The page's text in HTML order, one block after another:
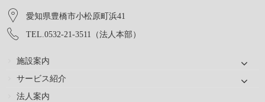
愛知県豊橋市小松原町浜41
TEL.0532-21-3511（法人本部）
施設案内
サービス紹介
法人案内